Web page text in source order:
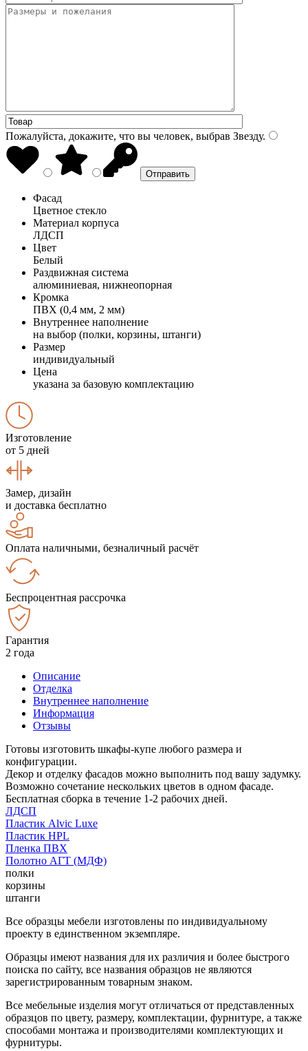
Пожалуйста, докажите, что вы человек, выбрав Звезду.
Фасад
Цветное стекло
Материал корпуса
ЛДСП
Цвет
Белый
Раздвижная система
алюминиевая, нижнеопорная
Кромка
ПВХ (0,4 мм, 2 мм)
Внутреннее наполнение
на выбор (полки, корзины, штанги)
Размер
индивидуальный
Цена
указана за базовую комплектацию
Изготовление
от 5 дней
Замер, дизайн
и доставка бесплатно
Оплата наличными, безналичный расчёт
Беспроцентная рассрочка
Гарантия
2 года
Описание
Отделка
Внутреннее наполнение
Информация
Отзывы
Готовы изготовить шкафы-купе любого размера и
конфигурации.
Декор и отделку фасадов можно выполнить под вашу задумку.
Возможно сочетание нескольких цветов в одном фасаде.
Бесплатная сборка в течение 1-2 рабочих дней.
ЛДСП
Пластик Alvic Luxe
Пластик HPL
Пленка ПВХ
Полотно АГТ (МДФ)
полки
корзины
штанги
Все образцы мебели изготовлены по индивидуальному
проекту в единственном экземпляре.
Образцы имеют названия для их различия и более быстрого
поиска по сайту, все названия образцов не являются
зарегистрированным товарным знаком.
Все мебельные изделия могут отличаться от представленных
образцов по цвету, размеру, комплектации, фурнитуре, а также
способами монтажа и производителями комплектующих и
фурнитуры.